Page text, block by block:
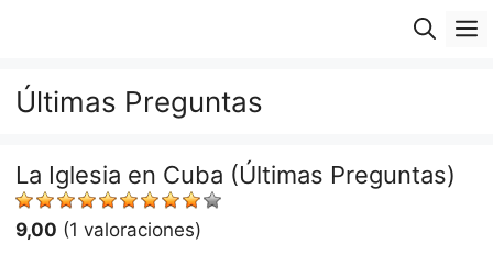
Últimas Preguntas
La Iglesia en Cuba (Últimas Preguntas)
9,00 (1 valoraciones)